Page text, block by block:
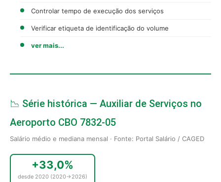
Controlar tempo de execução dos serviços
Verificar etiqueta de identificação do volume
ver mais...
📉 Série histórica — Auxiliar de Serviços no
Aeroporto CBO 7832-05
Salário médio e mediana mensal · Fonte: Portal Salário / CAGED
+33,0%
desde 2020 (2020→2026)